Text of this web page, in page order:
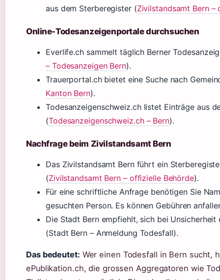
aus dem Sterberegister (Zivilstandsamt Bern –
Online-Todesanzeigenportale durchsuchen
Everlife.ch sammelt täglich Berner
– Todesanzeigen Bern).
Trauerportal.ch bietet eine Suche nach
Kanton Bern).
Todesanzeigenschweiz.ch listet Einträge aus
(Todesanzeigenschweiz.ch – Bern).
Nachfrage beim Zivilstandsamt Bern
Das Zivilstandsamt Bern führt ein
(Zivilstandsamt Bern – offizielle Behörde).
Für eine schriftliche Anfrage benötigen Sie
gesuchten Person. Es können Gebühren
Die Stadt Bern empfiehlt, sich bei
(Stadt Bern – Anmeldung Todesfall).
Das bedeutet: Wer einen Todesfall in Bern sucht,
ePublikation.ch, die grossen Aggregatoren wie